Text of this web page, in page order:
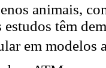
animais,
estudos têm
em modelos